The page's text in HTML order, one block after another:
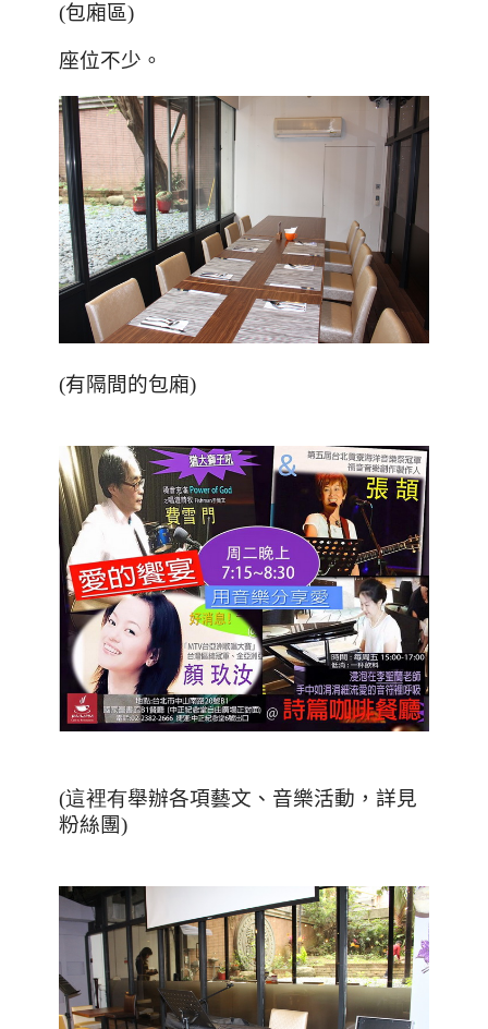
(包廂區)
座位不少。
(有隔間的包廂)
(這裡有舉辦各項藝文、音樂活動，詳見
粉絲團)